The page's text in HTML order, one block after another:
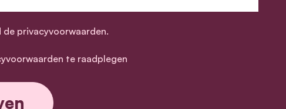
de privacyvoorwaarden.
te raadplegen